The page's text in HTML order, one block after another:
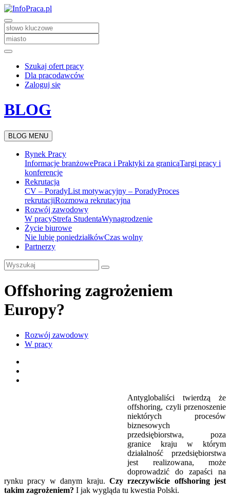
Szukaj ofert pracy
Dla pracodawców
Zaloguj się
BLOG
BLOG MENU
Rynek Pracy
Informacje branżowePraca i Praktyki za granicąTargi pracy i
konferencje
Rekrutacja
CV – PoradyList motywacyjny – PoradyProces
rekrutacjiRozmowa rekrutacyjna
Rozwój zawodowy
W pracyStrefa StudentaWynagrodzenie
Życie biurowe
Nie lubię poniedziałkówCzas wolny
Partnerzy
Offshoring zagrożeniem
Europy?
Rozwój zawodowy
W pracy
Antyglobaliści twierdzą że
offshoring, czyli przenoszenie
niektórych procesów
biznesowych
przedsiębiorstwa, poza
granice kraju w którym
działalność przedsiębiorstwa
jest realizowana, może
doprowadzić do zapaści na
rynku pracy w danym kraju. Czy rzeczywiście offshoring jest
takim zagrożeniem? I jak wygląda tu kwestia Polski.